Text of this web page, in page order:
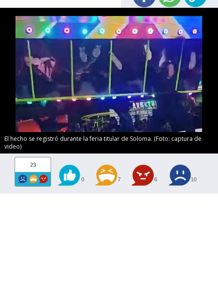
El hecho se registró durante la feria titular de Soloma. (Foto: captura de
video)
23
0 7 6 10